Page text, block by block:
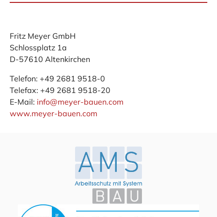
Fritz Meyer GmbH
Schlossplatz 1a
D-57610 Altenkirchen
Telefon: +49 2681 9518-0
Telefax: +49 2681 9518-20
E-Mail: info@meyer-bauen.com
www.meyer-bauen.com